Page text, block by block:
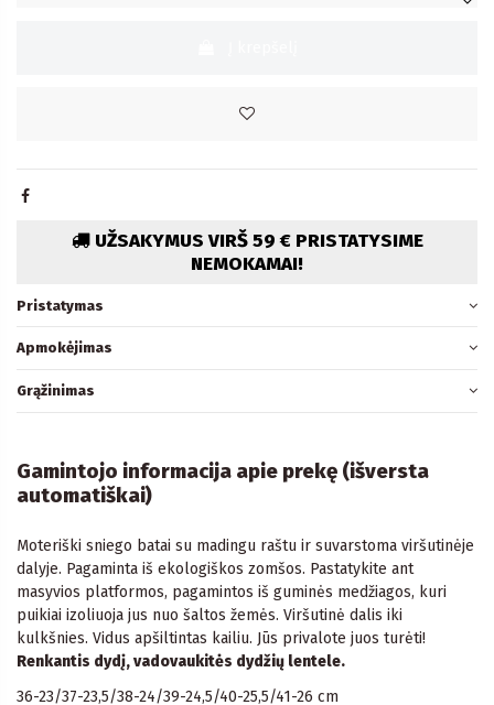
UŽSAKYMUS VIRŠ 59 € PRISTATYSIME
NEMOKAMAI!
Pristatymas
Apmokėjimas
Grąžinimas
Gamintojo informacija apie prekę (išversta
automatiškai)
Moteriški sniego batai su madingu raštu ir suvarstoma viršutinėje
dalyje. Pagaminta iš ekologiškos zomšos. Pastatykite ant
masyvios platformos, pagamintos iš guminės medžiagos, kuri
puikiai izoliuoja jus nuo šaltos žemės. Viršutinė dalis iki
kulkšnies. Vidus apšiltintas kailiu. Jūs privalote juos turėti!
Renkantis dydį, vadovaukitės dydžių lentele.
36-23/37-23,5/38-24/39-24,5/40-25,5/41-26 cm